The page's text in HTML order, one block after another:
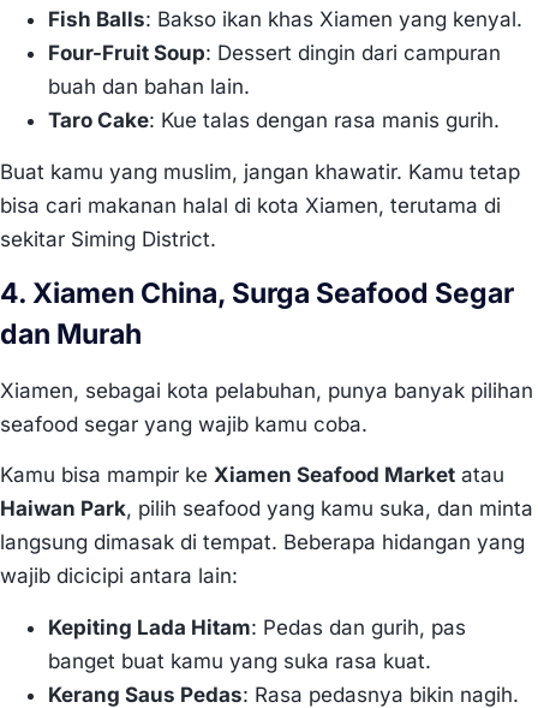
Fish Balls: Bakso ikan khas Xiamen yang kenyal.
Four-Fruit Soup: Dessert dingin dari campuran
buah dan bahan lain.
Taro Cake: Kue talas dengan rasa manis gurih.
Buat kamu yang muslim, jangan khawatir. Kamu tetap
bisa cari makanan halal di kota Xiamen, terutama di
sekitar Siming District.
4. Xiamen China, Surga Seafood Segar
dan Murah
Xiamen, sebagai kota pelabuhan, punya banyak pilihan
seafood segar yang wajib kamu coba.
Kamu bisa mampir ke Xiamen Seafood Market atau
Haiwan Park, pilih seafood yang kamu suka, dan minta
langsung dimasak di tempat. Beberapa hidangan yang
wajib dicicipi antara lain:
Kepiting Lada Hitam: Pedas dan gurih, pas
banget buat kamu yang suka rasa kuat.
Kerang Saus Pedas: Rasa pedasnya bikin nagih.